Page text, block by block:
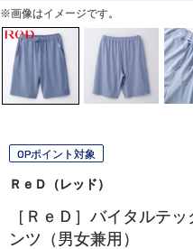
※画像はイメージです。
OPポイント対象
ＲｅＤ（レッド）
［ＲｅＤ］バイタル
ンツ（男女兼用）